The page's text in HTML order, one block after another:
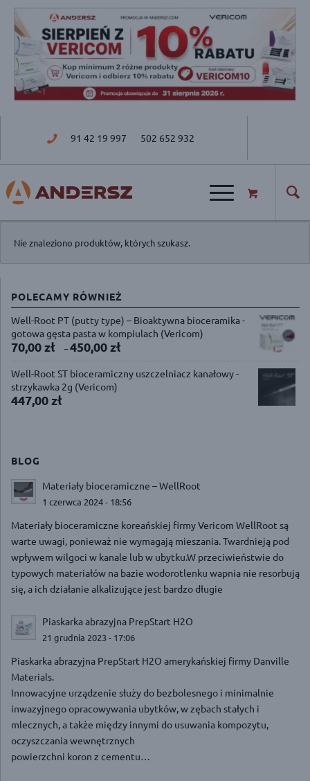
91 42 19 997 502 652 932
Nie znaleziono produktów, których szukasz.
POLECAMY RÓWNIEŻ
Well-Root PT (putty type) – Bioaktywna bioceramika -
gotowa gęsta pasta w kompiulach (Vericom)
70,00zł –450,00zł
Well-Root ST bioceramiczny uszczelniacz kanałowy -
strzykawka 2g (Vericom)
447,00zł
BLOG
Materiały bioceramiczne – WellRoot
1 czerwca 2024 - 18:56
Materiały bioceramiczne koreańskiej firmy Vericom WellRoot są
warte uwagi, ponieważ nie wymagają mieszania. Twardnieją pod
wpływem wilgoci w kanale lub w ubytku.W przeciwieństwie do
typowych materiałów na bazie wodorotlenku wapnia nie resorbują
się, a ich działanie alkalizujące jest bardzo długie
Piaskarka abrazyjna PrepStart H2O
21 grudnia 2023 - 17:06
Piaskarka abrazyjna PrepStart H2O amerykańskiej firmy Danville
Materials.
Innowacyjne urządzenie służy do bezbolesnego i minimalnie
inwazyjnego opracowywania ubytków, w zębach stałych i
mlecznych, a także między innymi do usuwania kompozytu,
oczyszczania wewnętrznych
powierzchni koron z cementu…